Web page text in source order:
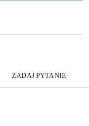
ZADAJ PYTANIE